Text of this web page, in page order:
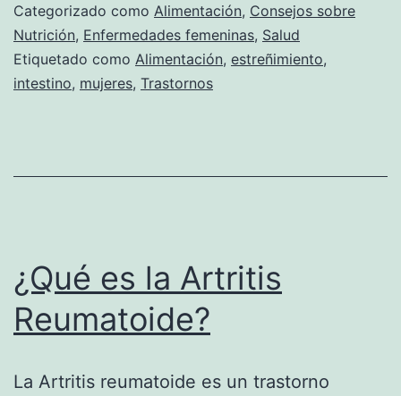
Categorizado como Alimentación, Consejos sobre
Nutrición, Enfermedades femeninas, Salud
Etiquetado como Alimentación, estreñimiento,
intestino, mujeres, Trastornos
¿Qué es la Artritis
Reumatoide?
La Artritis reumatoide es un trastorno